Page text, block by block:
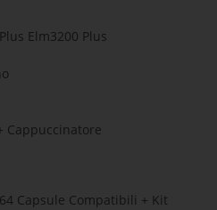
Elm3200 Plus
Cappuccinatore
Capsule Compatibili + Kit